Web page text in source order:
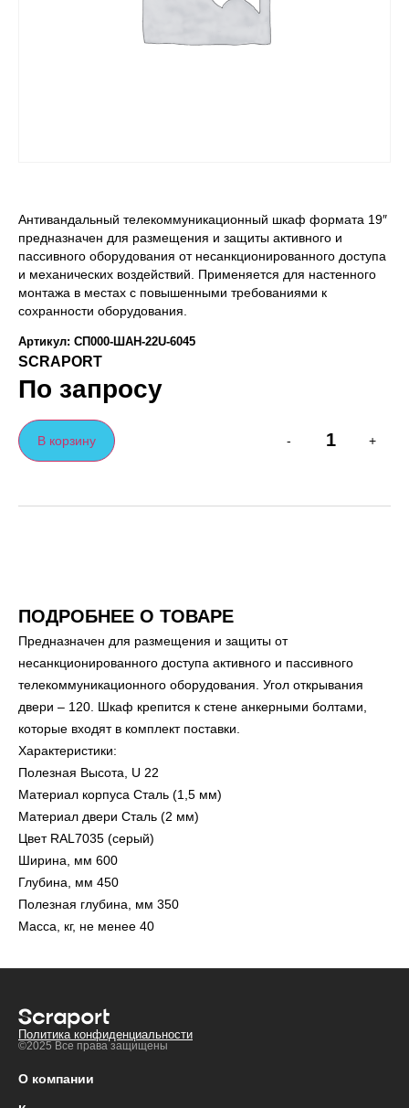
Антивандальный телекоммуникационный шкаф формата 19″
предназначен для размещения и защиты активного и
пассивного оборудования от несанкционированного доступа
и механических воздействий. Применяется для настенного
монтажа в местах с повышенными требованиями к
сохранности оборудования.
Артикул: СП000-ШАН-22U-6045
SCRAPORT
По запросу
- +
В корзину
ПОДРОБНЕЕ О ТОВАРЕ
Предназначен для размещения и защиты от
несанкционированного доступа активного и пассивного
телекоммуникационного оборудования. Угол открывания
двери – 120. Шкаф крепится к стене анкерными болтами,
которые входят в комплект поставки.
Характеристики:
Полезная Высота, U 22
Материал корпуса Сталь (1,5 мм)
Материал двери Сталь (2 мм)
Цвет RAL7035 (серый)
Ширина, мм 600
Глубина, мм 450
Полезная глубина, мм 350
Масса, кг, не менее 40
Политика конфиденциальности
©2025 Все права защищены
О компании